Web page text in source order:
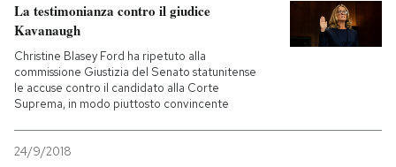
I MIEI PREFERITI
SHOP
La testimonianza contro il giudice
Kavanaugh
Christine Blasey Ford ha ripetuto alla
commissione Giustizia del Senato statunitense
le accuse contro il candidato alla Corte
Suprema, in modo piuttosto convincente
24/9/2018